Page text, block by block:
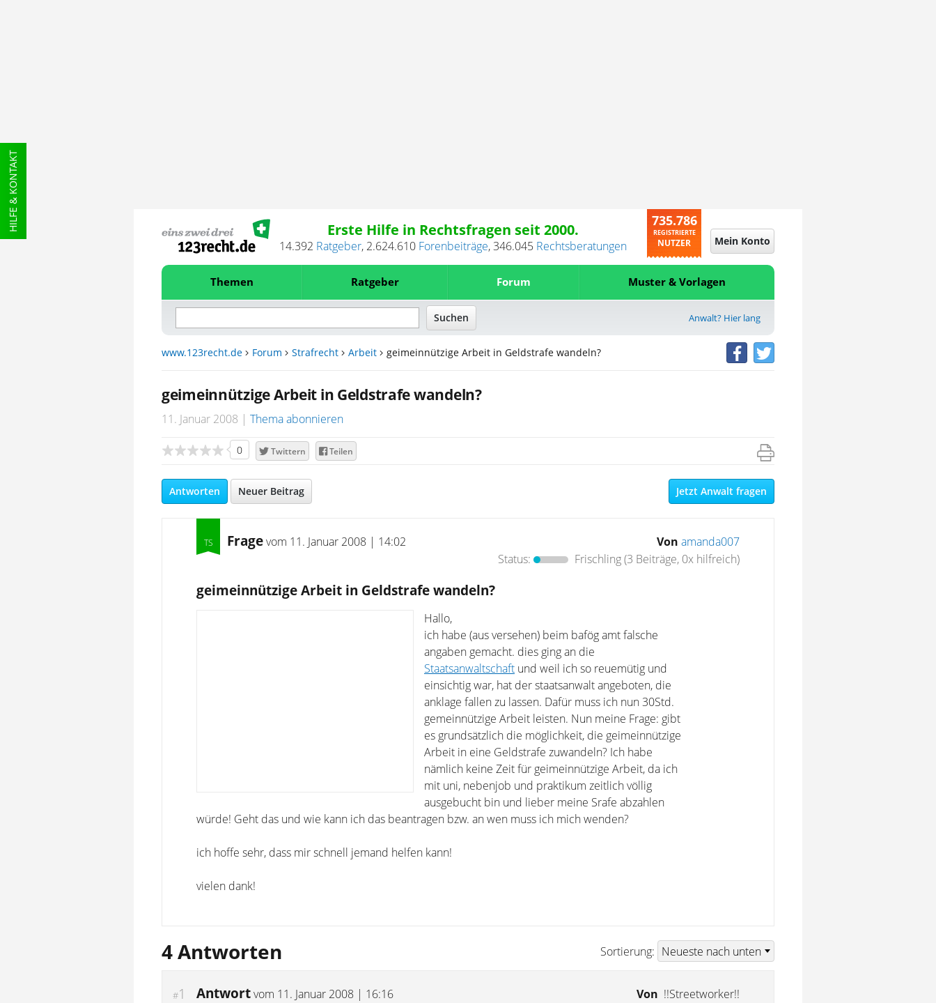
HILFE & KONTAKT Erste Hilfe in Rechtsfragen seit 2000.
14.392 Ratgeber, 2.624.610 Forenbeiträge,346.045 Rechtsberatungen
735.786
REGISTRIERTE
NUTZER Mein Konto
Themen Ratgeber Forum Muster & Vorlagen
Anwalt? Hier lang
www.123recht.de Forum Strafrecht Arbeit geimeinnützige Arbeit in Geldstrafe wandeln?
geimeinnützige Arbeit in Geldstrafe wandeln?
11. Januar 2008 Thema abonnieren
0 Twittern Teilen
Antworten Neuer Beitrag Jetzt Anwalt fragen
Fragevom 11. Januar 2008 | 14:02 Von amanda007
Status:
Frischling(3 Beiträge, 0x hilfreich)
geimeinnützige Arbeit in Geldstrafe wandeln?
Hallo,
ich habe (aus versehen) beim bafög amt falsche
angaben gemacht. dies ging an die
Staatsanwaltschaft und weil ich so reuemütig und
einsichtig war, hat der staatsanwalt angeboten, die
anklage fallen zu lassen. Dafür muss ich nun 30Std.
gemeinnützige Arbeit leisten. Nun meine Frage: gibt
es grundsätzlich die möglichkeit, die geimeinnützige
Arbeit in eine Geldstrafe zuwandeln? Ich habe
nämlich keine Zeit für geimeinnützige Arbeit, da ich
mit uni, nebenjob und praktikum zeitlich völlig
ausgebucht bin und lieber meine Srafe abzahlen
würde! Geht das und wie kann ich das beantragen bzw. an wen muss ich mich wenden?
ich hoffe sehr, dass mir schnell jemand helfen kann!
vielen dank!
4 Antworten Sortierung:
#1 Antwortvom 11. Januar 2008 | 16:16 Von !!Streetworker!!